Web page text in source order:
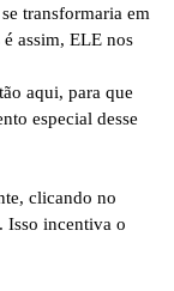
transformaria em
assim, ELE nos
aqui, para que
especial desse
clicando no
Isso incentiva o